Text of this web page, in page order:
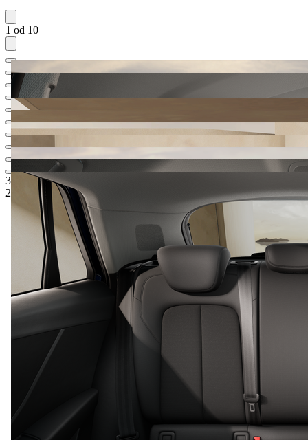
1 od 10
33.365,73 €1Cena novega vozila po ceniku
29.980,-‍ €
4